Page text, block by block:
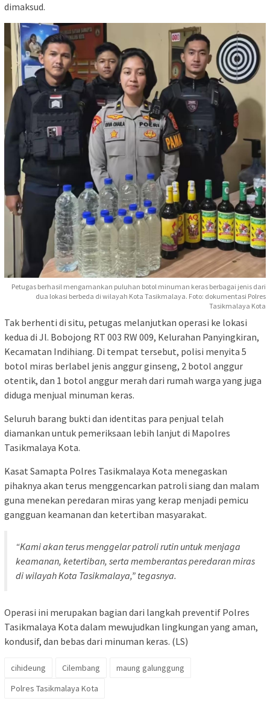
dimaksud.
Petugas berhasil mengamankan puluhan botol minuman keras berbagai jenis dari
dua lokasi berbeda di wilayah Kota Tasikmalaya. Foto: dokumentasi Polres
Tasikmalaya Kota
Tak berhenti di situ, petugas melanjutkan operasi ke lokasi
kedua di Jl. Bobojong RT 003 RW 009, Kelurahan Panyingkiran,
Kecamatan Indihiang. Di tempat tersebut, polisi menyita 5
botol miras berlabel jenis anggur ginseng, 2 botol anggur
otentik, dan 1 botol anggur merah dari rumah warga yang juga
diduga menjual minuman keras.
Seluruh barang bukti dan identitas para penjual telah
diamankan untuk pemeriksaan lebih lanjut di Mapolres
Tasikmalaya Kota.
Kasat Samapta Polres Tasikmalaya Kota menegaskan
pihaknya akan terus menggencarkan patroli siang dan malam
guna menekan peredaran miras yang kerap menjadi pemicu
gangguan keamanan dan ketertiban masyarakat.
“Kami akan terus menggelar patroli rutin untuk menjaga
keamanan, ketertiban, serta memberantas peredaran miras
di wilayah Kota Tasikmalaya,” tegasnya.
Operasi ini merupakan bagian dari langkah preventif Polres
Tasikmalaya Kota dalam mewujudkan lingkungan yang aman,
kondusif, dan bebas dari minuman keras. (LS)
cihideung Cilembang
maung galunggung
Polres Tasikmalaya Kota